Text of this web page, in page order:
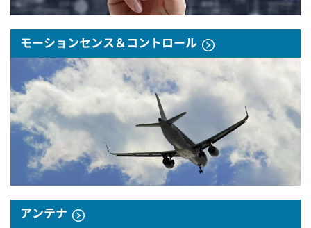
モーションセンス＆コントロール
アンテナ